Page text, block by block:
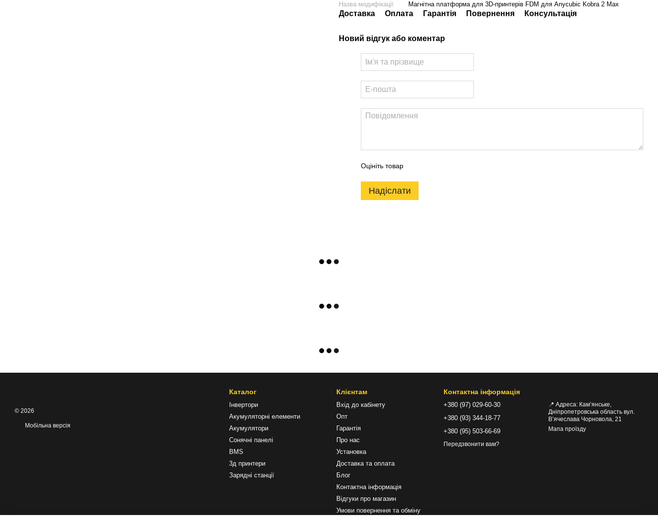
Назва модифікації
Магнітна платформа для 3D-принтерів FDM для Аnycubic Kobra 2 Max
Доставка Оплата Гарантія Повернення Консультація
Новий відгук або коментар
Оцініть товар
Надіслати
© 2026
Мобільна версія
Каталог
Інвертори
Акумуляторні елементи
Акумулятори
Сонячні панелі
BMS
3д принтери
Зарядні станції
Клієнтам
Вхід до кабінету
Опт
Гарантія
Про нас
Установка
Доставка та оплата
Блог
Контактна інформація
Відгуки про магазин
Умови повернення та обміну
Контактна інформація
+380 (97) 029-60-30
+380 (93) 344-18-77
+380 (95) 503-66-69
Передзвонити вам?
📍 Адреса: Кам’янське,
Дніпропетровська область вул.
В’ячеслава Чорновола, 21
Мапа проїзду